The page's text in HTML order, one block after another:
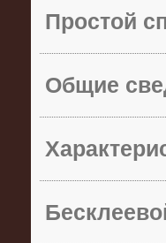
Простой
Общие